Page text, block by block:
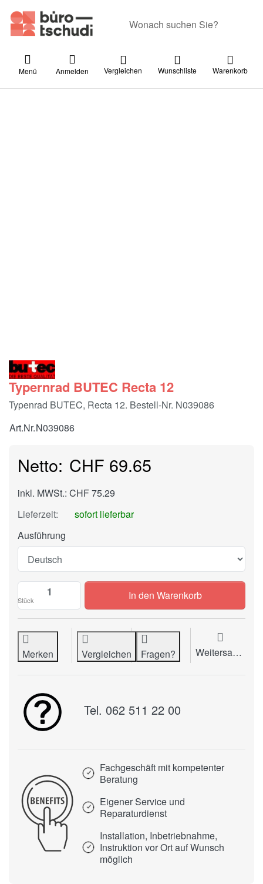
Menü Anmelden Vergleichen Wunschliste Warenkorb
Typernrad BUTEC Recta 12
Typenrad BUTEC, Recta 12. Bestell-Nr. N039086
Art.Nr.N039086
CHF 69.65
inkl. MWSt.: CHF 75.29
Lieferzeit:
sofort lieferbar
Ausführung
Stück
Typernrad BUTEC Recta 12 zu CHF
In den Warenkorb
Merken Vergleichen Fragen? Weitersagen
Tel. 062 511 22 00
Fachgeschäft mit kompetenter
Beratung
Eigener Service und
Reparaturdienst
Installation, Inbetriebnahme,
Instruktion vor Ort auf Wunsch
möglich